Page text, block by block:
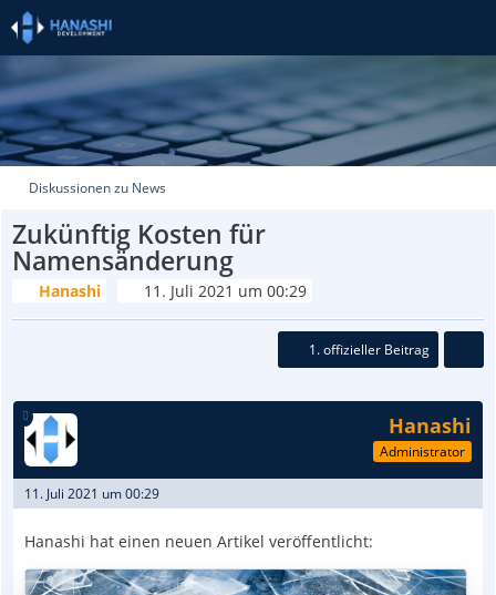
Diskussionen zu News
Zukünftig Kosten für
Namensänderung
Hanashi 11. Juli 2021 um 00:29
1. offizieller Beitrag
Hanashi
Administrator
11. Juli 2021 um 00:29
Hanashi hat einen neuen Artikel veröffentlicht: